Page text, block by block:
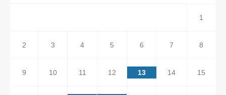
1
2 3 4 5 6 7 8
9 10 11 12 13 14 15